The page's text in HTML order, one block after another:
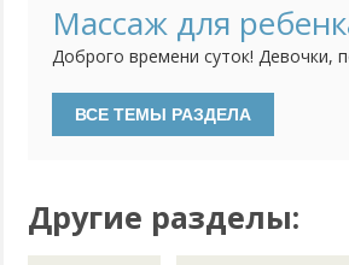
сталкивался: с какого возраста
развивающих зон, что главное в
Массаж для
Доброго времени суток! Девочки,
делать? Какие вы делаете
ли малышу массаж? Какое время
Другие разделы: